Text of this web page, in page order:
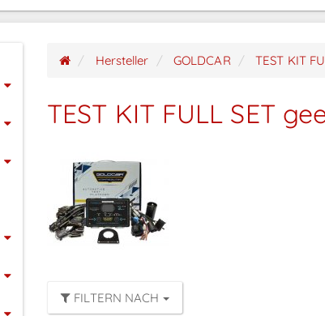
Hersteller GOLDCAR TEST KIT
TEST KIT FULL SET
FILTERN NACH